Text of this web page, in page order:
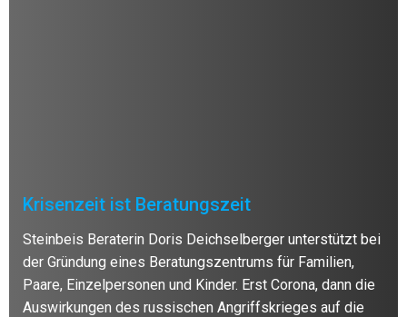
Krisenzeit ist Beratungszeit
Steinbeis Beraterin Doris Deichselberger unterstützt bei
der Gründung eines Beratungszentrums für Familien,
Paare, Einzelpersonen und Kinder. Erst Corona, dann die
Auswirkungen des russischen Angriffskrieges auf die